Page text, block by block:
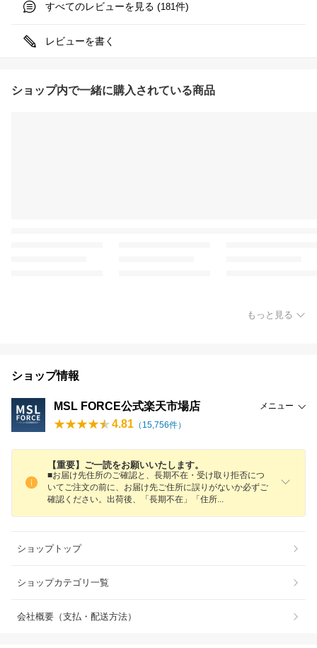
すべてのレビューを見る (181件)
レビューを書く
ショップ内で一緒に購入されている商品
もっと見る
ショップ情報
MSL FORCE公式楽天市場店 メニュー
4.81 （ 15,756件）
【重要】ご一読をお願いいたします。
■お届け先住所のご確認と、長期不在・受け取り拒否につ
いてご注文の前に、お届け先ご住所に誤りがないか必ずご
確認ください。出荷後、「長期不在」「住所
ショップトップ
ショップカテゴリ一覧
会社概要（支払・配送方法）